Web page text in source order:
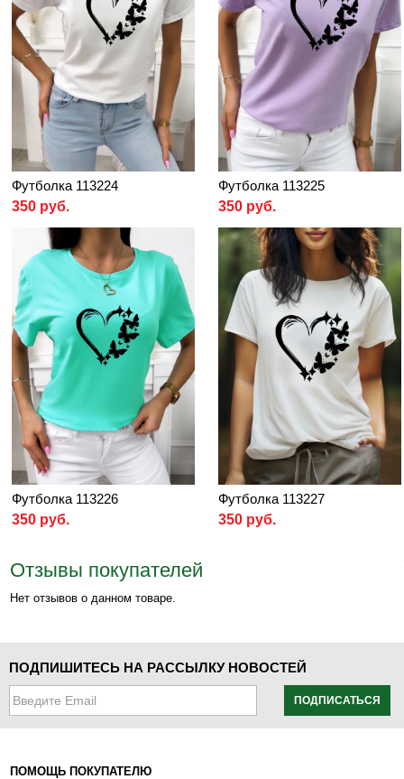
Футболка 113224
350 руб.
Футболка 113225
350 руб.
Футболка 113226
350 руб.
Футболка 113227
350 руб.
Отзывы покупателей
Нет отзывов о данном товаре.
ПОДПИШИТЕСЬ НА РАССЫЛКУ НОВОСТЕЙ
ПОДПИСАТЬСЯ
ПОМОЩЬ ПОКУПАТЕЛЮ